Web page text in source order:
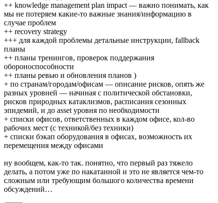
++ knowledge management plan impact — важно понимать, как
мы не потеряем какие-то важные знания/информацию в
случае проблем
++ recovery strategy
+++ для каждой проблемы детальные инструкции, fallback
планы
++ планы тренингов, проверок поддержания
обороноспособности
++ планы ревью и обновления планов )
+ по странам/городам/офисам — описание рисков, опять же
разных уровней — начиная с политической обстановки,
рисков природных катаклизмов, расписания сезонных
эпидемий, и до asset уровня по необходимости
+ списки офисов, ответственных в каждом офисе, кол-во
рабочих мест (с техникой/без техники)
+ списки бэкап оборудования в офисах, возможность их
перемещения между офисами
ну вообщем, как-то так. понятно, что первый раз тяжело
делать, а потом уже по накатанной и это не является чем-то
сложным или требующим большого количества времени
обсуждений…